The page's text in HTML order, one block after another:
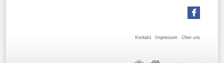
Über uns
Impressum
Kontakt